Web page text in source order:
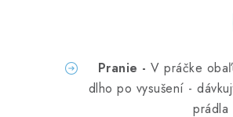
Pranie - V práčke
dlho po vysušení -
prádla